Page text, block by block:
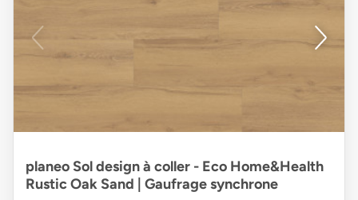
planeo Sol design à coller - Eco Home&Health
Rustic Oak Sand | Gaufrage synchrone